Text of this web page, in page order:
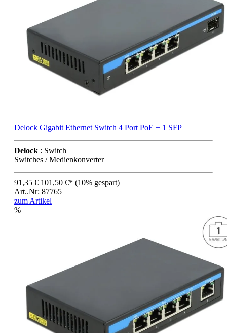
Delock Gigabit Ethernet Switch 4 Port PoE + 1 SFP
Delock : Switch
Switches / Medienkonverter
91,35 € 101,50 €* (10% gespart)
Art..Nr: 87765
zum Artikel
%